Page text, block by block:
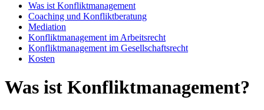
Was ist Konfliktmanagement
Coaching und Konfliktberatung
Mediation
Konfliktmanagement im Arbeitsrecht
Konfliktmanagement im Gesellschaftsrecht
Kosten
Was ist Konfliktmanagement?